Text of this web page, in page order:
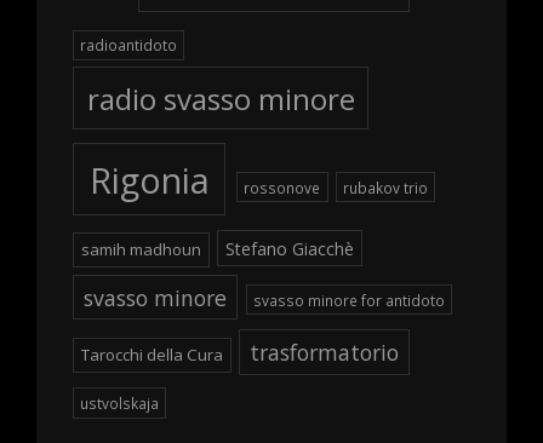
radioantidoto
radio svasso minore
Rigonia rossonove rubakov trio
samih madhoun Stefano Giacchè
svasso minore svasso minore for antidoto
Tarocchi della Cura trasformatorio
ustvolskaja